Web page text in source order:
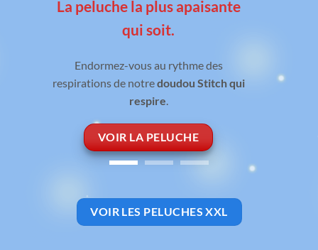
La peluche la plus apaisante
qui soit.
Endormez-vous au rythme des
respirations de notredoudou Stitch qui
respire
VOIR LA PELUCHE
VOIR LES PELUCHES XXL